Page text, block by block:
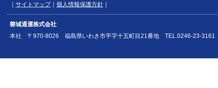
サイトマップ｜ 個人情報保護方針
磐城通運株式会社
本社 〒970-8026 福島県いわき市平字十五町目21番地 TEL.0246-23-3161